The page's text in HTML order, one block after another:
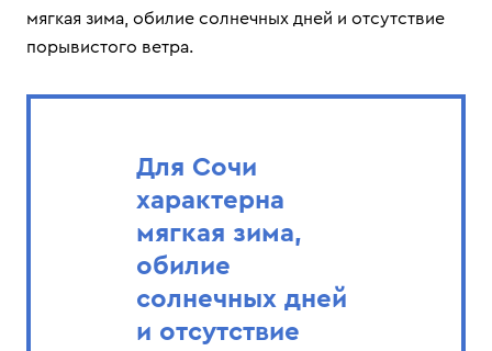
мягкая зима, обилие солнечных дней и отсутствие
порывистого ветра.
Для Сочи
характерна
мягкая зима,
обилие
солнечных дней
и отсутствие